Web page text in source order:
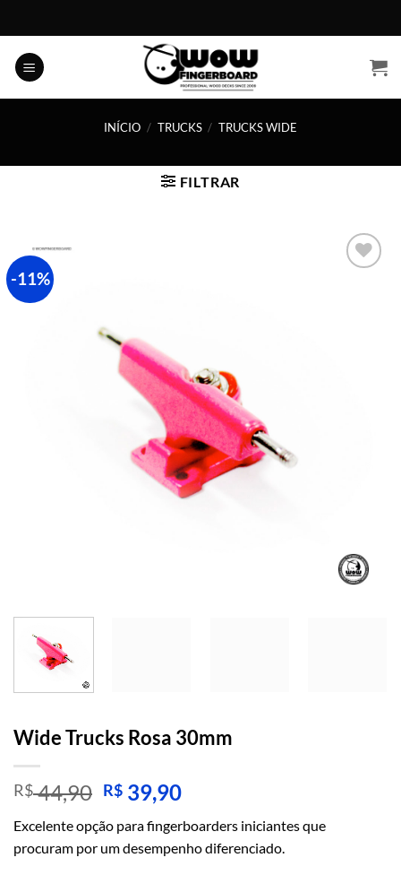
to
content
INÍCIO / TRUCKS / TRUCKS WIDE
FILTRAR
-11%
Wide Trucks Rosa 30mm
R$44,90 O
preço
original
era:
R$ 39,90O
atual
é:
Excelente opção para fingerboarders iniciantes que
procuram por um desempenho diferenciado.